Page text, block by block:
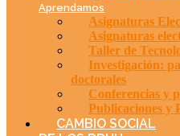
Aprendamos
Asignaturas
Asignaturas
Taller de
Investigación:
doctorales
Conferencias y
Publicaciones y
CAMBIO SOCIAL